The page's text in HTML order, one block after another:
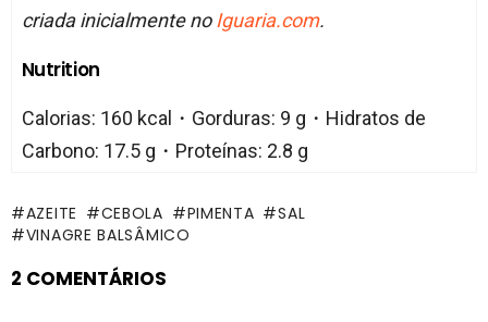
criada inicialmente no Iguaria.com.
Nutrition
Calorias: 160 kcal・Gorduras: 9 g・Hidratos de
Carbono: 17.5 g・Proteínas: 2.8 g
AZEITE CEBOLA PIMENTA
SAL
VINAGRE BALSÂMICO
2 COMENTÁRIOS